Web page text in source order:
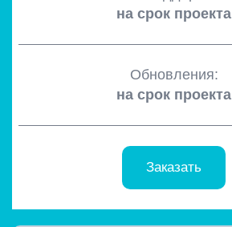
на срок проекта
Обновления:
на срок проекта
Заказать